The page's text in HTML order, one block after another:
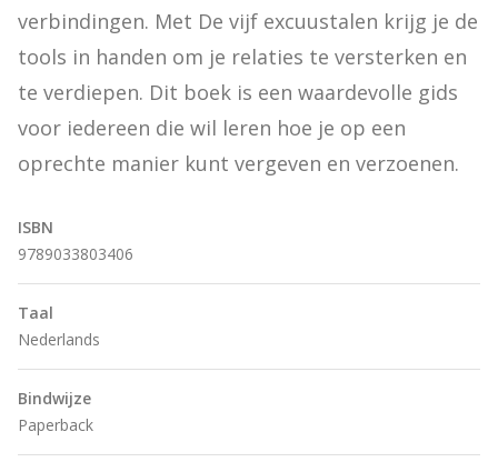
verbindingen. Met De vijf excuustalen krijg je de
tools in handen om je relaties te versterken en
te verdiepen. Dit boek is een waardevolle gids
voor iedereen die wil leren hoe je op een
oprechte manier kunt vergeven en verzoenen.
ISBN
9789033803406
Taal
Nederlands
Bindwijze
Paperback